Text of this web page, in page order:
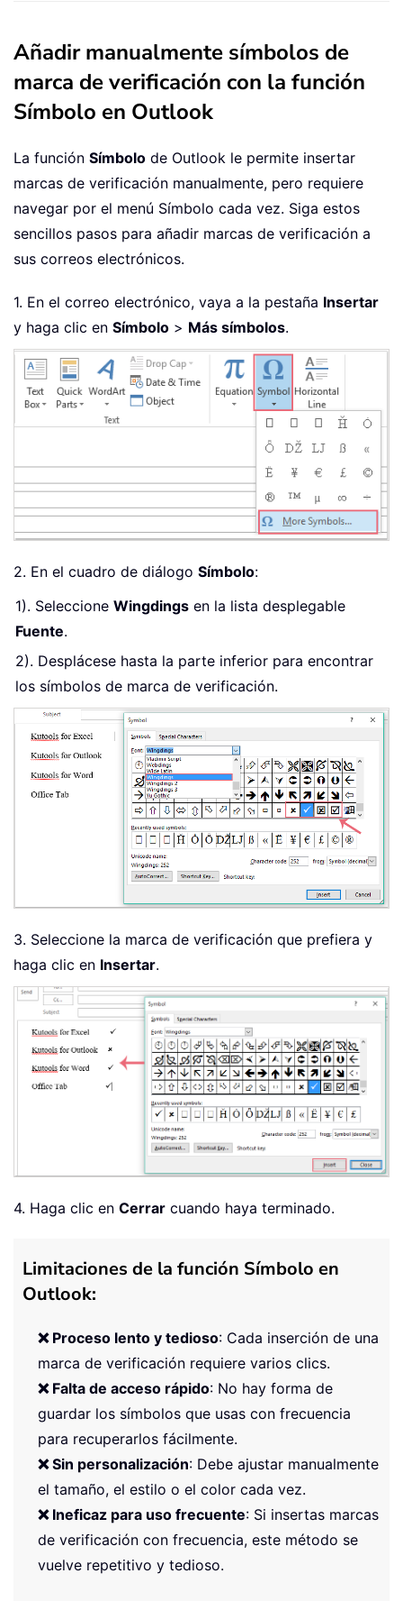
Añadir manualmente símbolos de
marca de verificación con la función
Símbolo en Outlook
La función Símbolo de Outlook le permite insertar
marcas de verificación manualmente, pero requiere
navegar por el menú Símbolo cada vez. Siga estos
sencillos pasos para añadir marcas de verificación a
sus correos electrónicos.
1. En el correo electrónico, vaya a la pestaña Insertar
y haga clic en Símbolo > Más símbolos.
2. En el cuadro de diálogo Símbolo:
1). Seleccione Wingdings en la lista desplegable
Fuente.
2). Desplácese hasta la parte inferior para encontrar
los símbolos de marca de verificación.
3. Seleccione la marca de verificación que prefiera y
haga clic en Insertar.
4. Haga clic en Cerrar cuando haya terminado.
Limitaciones de la función Símbolo en
Outlook:
❌ Proceso lento y tedioso: Cada inserción de una
marca de verificación requiere varios clics.
❌ Falta de acceso rápido: No hay forma de
guardar los símbolos que usas con frecuencia
para recuperarlos fácilmente.
❌ Sin personalización: Debe ajustar manualmente
el tamaño, el estilo o el color cada vez.
❌ Ineficaz para uso frecuente: Si insertas marcas
de verificación con frecuencia, este método se
vuelve repetitivo y tedioso.